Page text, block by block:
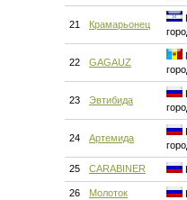
21 Крамарьонец
22 GAGAUZ
23 Эвтибида
24 Артемида
25 CARABINER
26 Молоток